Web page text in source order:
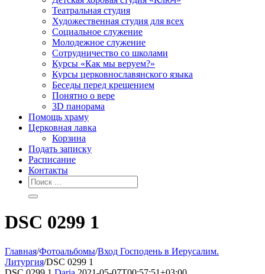
Театральная студия
Х​удожественная студия для всех
Социальное служение
Молодежное служение
Сотрудничество со школами
Курсы «Как мы веруем?»
Курсы церковнославянского языка
Беседы перед крещением
Понятно о вере
3D панорама
Помощь храму
Церковная лавка
Корзина
Подать записку
Расписание
Контакты
DSC 0299 1
Главная/Фотоальбомы/Вход Господень в Иерусалим.
Литургия/DSC 0299 1